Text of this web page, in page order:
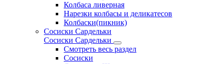
Колбаса ливерная
Нарезки колбасы и деликатесов
Колбаски(пикник)
Сосиски Сардельки
Сосиски Сардельки
Смотреть весь раздел
Сосиски